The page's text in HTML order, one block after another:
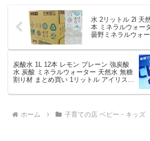
水 2リットル 2l 天
本 ミネラルウォー
曇野ミネラルウォ
ル ナチュラル 軟水
可】｜価格・送料
炭酸水 1L 12本 レモン プレーン 強炭酸
水 炭酸 ミネラルウォーター 天然水 無糖
割り材 まとめ買い 1リットル アイリスオ
パーク *｜価格・送料・ポイント還元ま
ホーム
子育ての店 ベビー・キッズ